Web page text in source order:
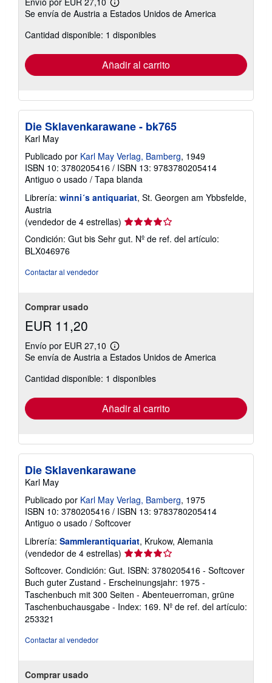
Más
información
las
tarifas
envío
Se envía de Austria a Estados Unidos de America
Cantidad disponible: 1 disponibles
Añadir al carrito
Die Sklavenkarawane - bk765
Karl May
Publicado por Karl May Verlag, Bamberg, 1949
ISBN 10: 3780205416 / ISBN 13: 9783780205414
Antiguo o usado / Tapa blanda
Librería: winni´s antiquariat, St. Georgen am Ybbsfelde,
Austria
(vendedor de 4 estrellas) Calificación
vendedor:
Condición: Gut bis Sehr gut. Nº de ref. del artículo:
BLX046976
Contactar al vendedor
Comprar usado
EUR 11,20
Envío por EUR 27,10
Más
información
las
tarifas
envío
Se envía de Austria a Estados Unidos de America
Cantidad disponible: 1 disponibles
Añadir al carrito
Die Sklavenkarawane
Karl May
Publicado por Karl May Verlag, Bamberg, 1975
ISBN 10: 3780205416 / ISBN 13: 9783780205414
Antiguo o usado / Softcover
Librería: Sammlerantiquariat, Krukow, Alemania
(vendedor de 4 estrellas) Calificación
del
vendedor:
4
de
5
Softcover. Condición: Gut. ISBN: 3780205416 - Softcover
Buch guter Zustand - Erscheinungsjahr: 1975 -
Taschenbuch mit 300 Seiten - Abenteuerroman, grüne
Taschenbuchausgabe - Index: 169. Nº de ref. del artículo:
253321
Contactar al vendedor
Comprar usado